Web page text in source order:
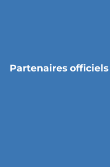
Partenaires officiels